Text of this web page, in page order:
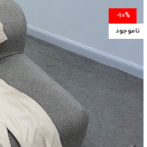
-10%
ناموجود